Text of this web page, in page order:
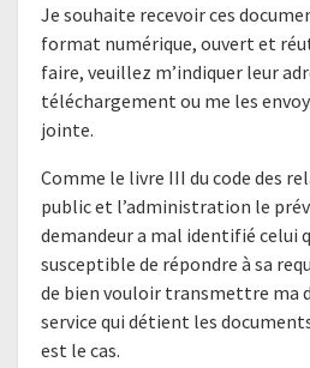
Je souhaite recevoir ces
format numérique, ouvert et
faire, veuillez m’indiquer leur
téléchargement ou me les
jointe.
Comme le livre III du code des
public et l’administration le
demandeur a mal identifié celui
susceptible de répondre à sa
de bien vouloir transmettre ma
service qui détient les
est le cas.